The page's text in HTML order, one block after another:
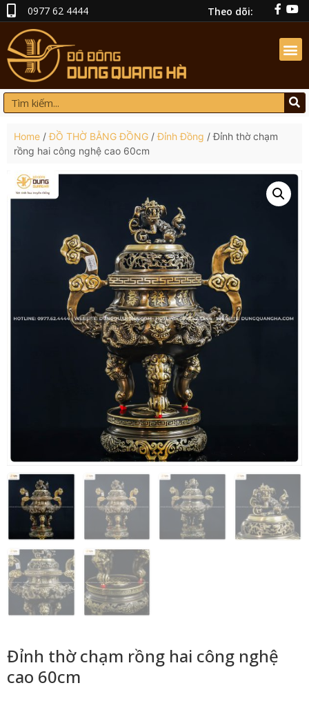
0977 62 4444 Theo dõi:
Home /ĐỒ THỜ BẰNG ĐỒNG /Đỉnh Đồng / Đỉnh thờ chạm
rồng hai công nghệ cao 60cm
Đỉnh thờ chạm rồng hai công nghệ
cao 60cm